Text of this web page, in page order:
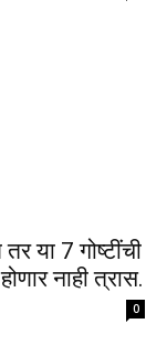
या 7 गोष्टींची
नाही त्रास.
0